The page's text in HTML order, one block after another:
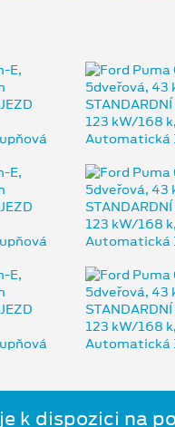
k dispozici na